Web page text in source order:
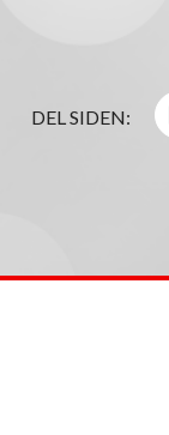
DEL SIDEN: